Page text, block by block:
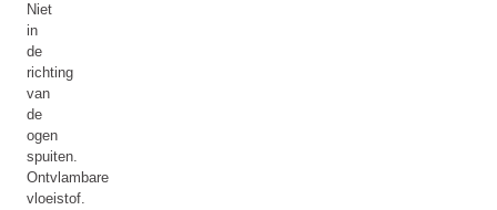
Niet
in
de
richting
van
de
ogen
spuiten.
Ontvlambare
vloeistof.